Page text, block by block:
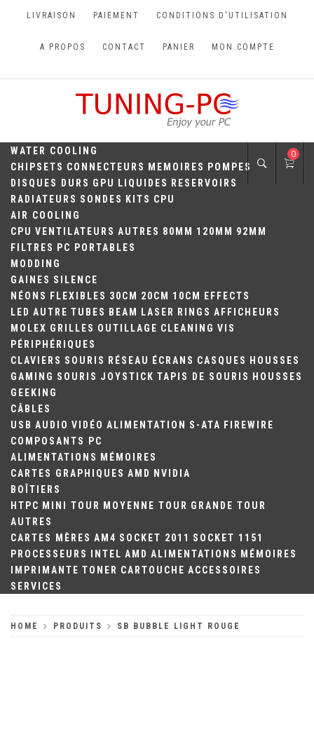
LIVRAISON PAIEMENT CONDITIONS D'UTILISATION
A PROPOS CONTACT PANIER MON COMPTE
TUNING-PC
WATER COOLING
CHIPSETS CONNECTEURS MEMOIRES
POMPES
DISQUES DURS GPU LIQUIDES
RESERVOIRS
RADIATEURS SONDES KITS CPU
AIR COOLING
CPU VENTILATEURS AUTRES 80MM 120MM
92MM
FILTRES
PC PORTABLES
MODDING
GAINES SILENCE
NÉONS
FLEXIBLES 30CM 20CM 10CM
EFFECTS
LED AUTRE TUBES BEAM LASER RINGS AFFICHEURS
MOLEX GRILLES OUTILLAGE CLEANING VIS
PÉRIPHÉRIQUES
CLAVIERS SOURIS RÉSEAU ÉCRANS CASQUES
HOUSSES
GAMING SOURIS JOYSTICK TAPIS DE SOURIS
HOUSSES
GEEKING
CÂBLES
USB AUDIO VIDÉO ALIMENTATION S-ATA FIREWIRE
COMPOSANTS PC
ALIMENTATIONS
MÉMOIRES
CARTES GRAPHIQUES AMD
NVIDIA
BOÎTIERS
HTPC MINI TOUR MOYENNE TOUR GRANDE TOUR
AUTRES
CARTES MÈRES AM4 SOCKET 2011
SOCKET 1151
PROCESSEURS
INTEL AMD ALIMENTATIONS
MÉMOIRES
IMPRIMANTE TONER CARTOUCHE ACCESSOIRES
SERVICES
0
HOME PRODUITS SB BUBBLE LIGHT ROUGE